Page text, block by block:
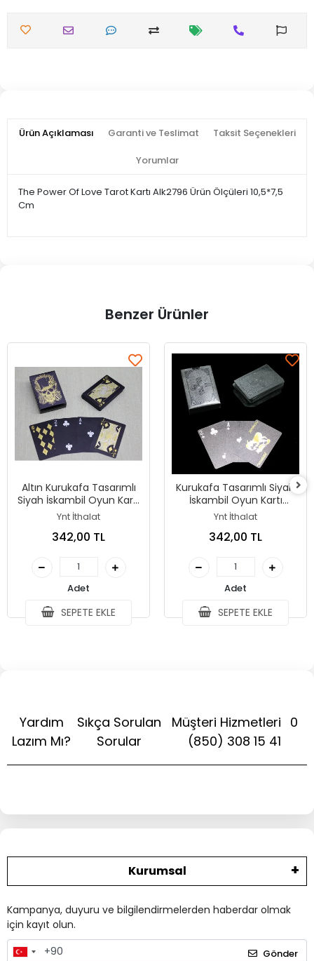
Ürün Açıklaması Garanti ve Teslimat Taksit Seçenekleri
Yorumlar
The Power Of Love Tarot Kartı Alk2796 Ürün Ölçüleri 10,5*7,5
Cm
Benzer Ürünler
Altın Kurukafa Tasarımlı
Siyah İskambil Oyun Kartı
Alk4338
Ynt İthalat
342,00 TL
Adet
SEPETE EKLE
Kurukafa Tasarımlı Siyah
İskambil Oyun Kartı
Alk3123
Ynt İthalat
342,00 TL
Adet
SEPETE EKLE
Yardım
Lazım Mı?
Sıkça Sorulan
Sorular
Müşteri Hizmetleri 0
(850) 308 15 41
Kurumsal
Kampanya, duyuru ve bilgilendirmelerden haberdar olmak
için kayıt olun.
Gönder